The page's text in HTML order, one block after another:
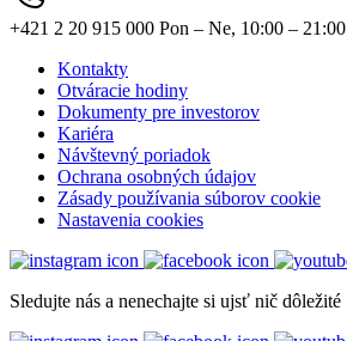
+421 2 20 915 000 Pon – Ne, 10:00 – 21:00
Kontakty
Otváracie hodiny
Dokumenty pre investorov
Kariéra
Návštevný poriadok
Ochrana osobných údajov
Zásady používania súborov cookie
Nastavenia cookies
Sledujte nás a nenechajte si ujsť nič dôležité